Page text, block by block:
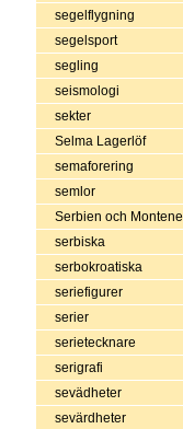
segelflygning
segelsport
segling
seismologi
sekter
Selma Lagerlöf
semaforering
semlor
Serbien och
serbiska
serbokroatiska
seriefigurer
serier
serietecknare
serigrafi
sevädheter
sevärdheter